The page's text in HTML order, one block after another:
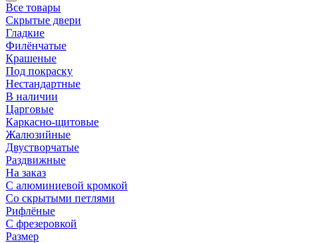
Все товары
Скрытые двери
Гладкие
Филёнчатые
Крашеные
Под покраску
Нестандартные
В наличии
Царговые
Каркасно-щитовые
Жалюзийные
Двустворчатые
Раздвижные
На заказ
С алюминиевой кромкой
Со скрытыми петлями
Рифлёные
С фрезеровкой
Размер